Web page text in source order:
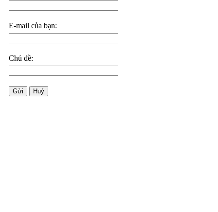
E-mail của bạn:
Chủ đề:
Gửi Huỷ